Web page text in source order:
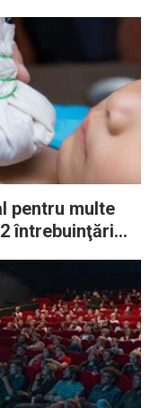
pentru multe
întrebuinţări